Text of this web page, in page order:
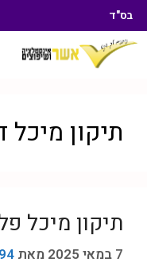
בס"ד
תיקון מיכל
תיקון מיכל
7 במאי 2025 מאת